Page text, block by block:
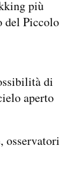
più
del Piccolo
di
aperto
osservatori